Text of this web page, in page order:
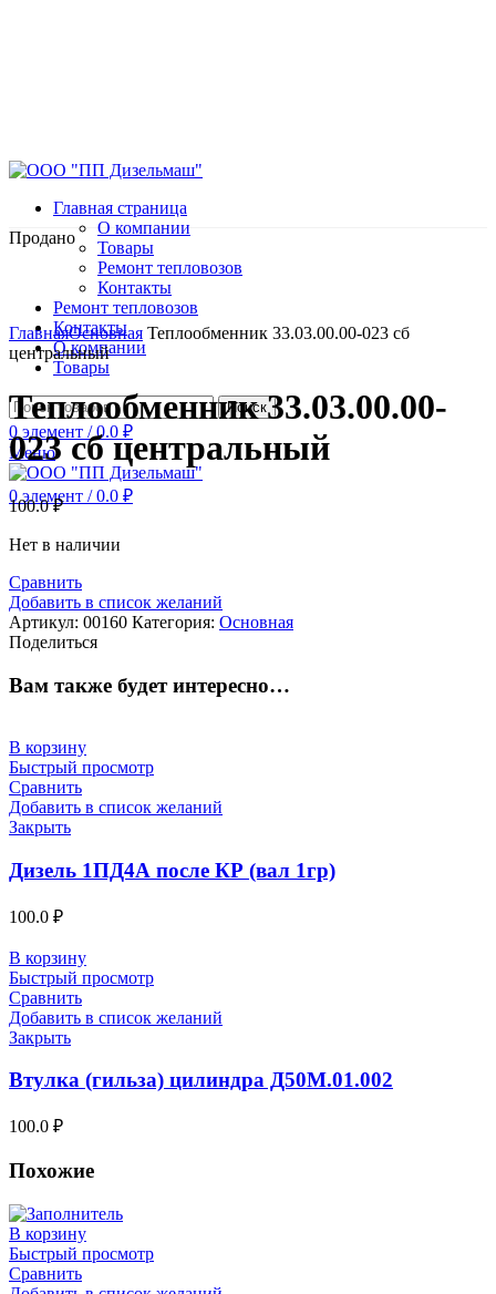
Главная страница
О компании
Товары
Ремонт тепловозов
Контакты
Ремонт тепловозов
Контакты
О компании
Товары
Поиск
0 элемент / 0.0 ₽
Меню
0элемент / 0.0 ₽
Продано
Нажмите, чтобы увеличить
ГлавнаяОсновная Теплообменник 33.03.00.00-023 сб
центральный
Теплообменник 33.03.00.00-
023 сб центральный
100.0₽
Нет в наличии
Сравнить
Добавить в список желаний
Артикул: 00160 Категория: Основная
Поделиться
Вам также будет интересно…
В корзину
Быстрый просмотр
Сравнить
Добавить в список желаний
Закрыть
Дизель 1ПД4А после КР (вал 1гр)
100.0 ₽
В корзину
Быстрый просмотр
Сравнить
Добавить в список желаний
Закрыть
Втулка (гильза) цилиндра Д50М.01.002
100.0 ₽
Похожие
В корзину
Быстрый просмотр
Сравнить